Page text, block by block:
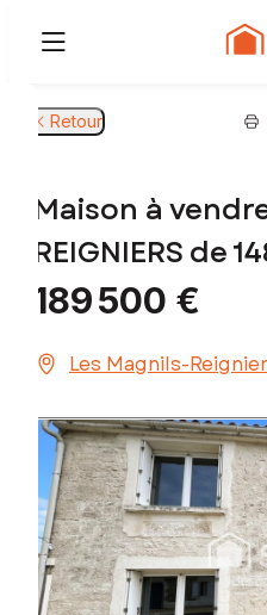
Retour
Maison à
REIGNIERS de
189 500 €
Les Magnils-